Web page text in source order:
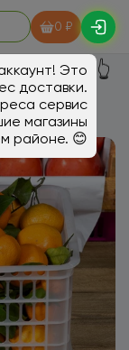
0 ₽
Это
доставки.
сервис
магазины
районе. 😊
👆